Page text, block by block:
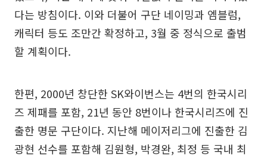
다는 방침이다. 이와 더불어 구단 네이밍과 엠블럼,
캐릭터 등도 조만간 확정하고, 3월 중 정식으로 출범
할 계획이다.
한편, 2000년 창단한 SK와이번스는 4번의 한국시리
즈 제패를 포함, 21년 동안 8번이나 한국시리즈에 진
출한 명문 구단이다. 지난해 메이저리그에 진출한 김
광현 선수를 포함해 김원형, 박경완, 최정 등 국내 최